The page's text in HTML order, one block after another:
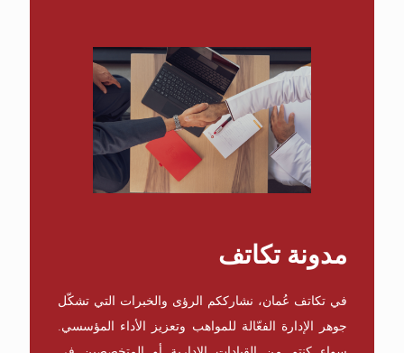
مدونة تكاتف
في تكاتف عُمان، نشارككم الرؤى والخبرات التي تشكّل
جوهر الإدارة الفعّالة للمواهب وتعزيز الأداء المؤسسي.